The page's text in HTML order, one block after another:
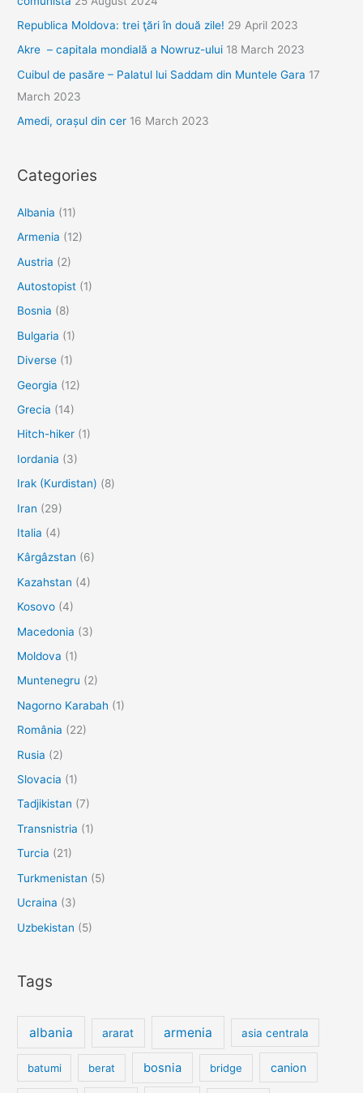
Republica Moldova: trei ţări în două zile! 29 April 2023
Akre – capitala mondială a Nowruz-ului 18 March 2023
Cuibul de pasăre – Palatul lui Saddam din Muntele Gara 17
March 2023
Amedi, orașul din cer 16 March 2023
Categories
Albania (11)
Armenia (12)
Austria (2)
Autostopist (1)
Bosnia (8)
Bulgaria (1)
Diverse (1)
Georgia (12)
Grecia (14)
Hitch-hiker (1)
Iordania (3)
Irak (Kurdistan) (8)
Iran (29)
Italia (4)
Kârgâzstan (6)
Kazahstan (4)
Kosovo (4)
Macedonia (3)
Moldova (1)
Muntenegru (2)
Nagorno Karabah (1)
România (22)
Rusia (2)
Slovacia (1)
Tadjikistan (7)
Transnistria (1)
Turcia (21)
Turkmenistan (5)
Ucraina (3)
Uzbekistan (5)
Tags
albania ararat armenia asia centrala
batumi berat bosnia bridge canion